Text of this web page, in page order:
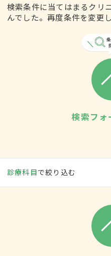
検索条件に当てはまるクリ
んでした。再度条件を変更
検索フォ
診療科目で絞り込む